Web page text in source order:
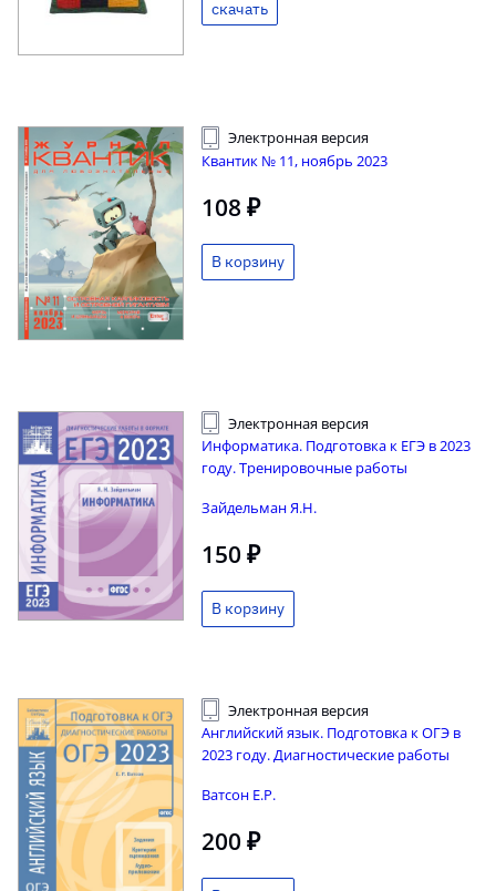
скачать
Электронная версия
Квантик № 11, ноябрь 2023
108 ₽
Электронная версия
Информатика. Подготовка к ЕГЭ в 2023
году. Тренировочные работы
Зайдельман Я.Н.
150 ₽
Электронная версия
Английский язык. Подготовка к ОГЭ в
2023 году. Диагностические работы
Ватсон Е.Р.
200 ₽